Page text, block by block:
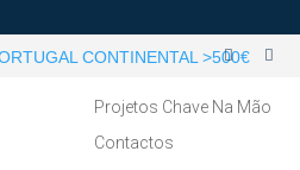
CONTINENTAL >500€
Projetos Chave Na Mão
Contactos